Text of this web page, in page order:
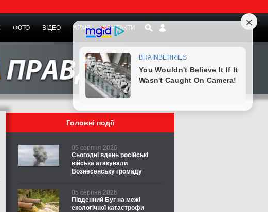
ФОТО ВІДЕО АРХІВ КОНТАКТИ
Головні події
05 серпня 2026
Сьогодні вдень російські
війська атакували
Вознесенську громаду
05 серпня 2026
Південний Буг на межі
екологічної катастрофи